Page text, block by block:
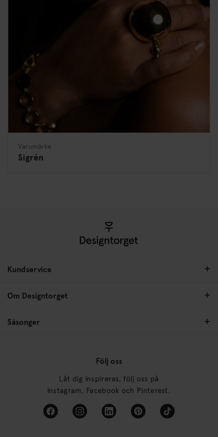
Varumärke
Sigrén
Kundservice
Om Designtorget
Säsonger
Följ oss
Låt dig inspireras, följ oss på
Instagram, Facebook och Pinterest.